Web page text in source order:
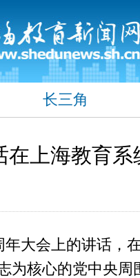
长三角
上海教育系
大会上的讲话，
为核心的党中央